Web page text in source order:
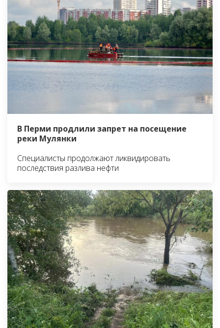
В Перми продлили запрет на посещение
реки Мулянки
Специалисты продолжают ликвидировать
последствия разлива нефти